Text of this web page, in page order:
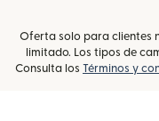
Oferta solo para clientes
limitado. Los tipos de
Consulta los Términos y